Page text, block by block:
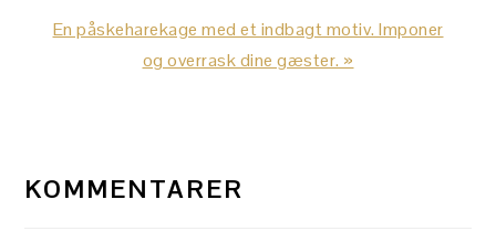
Next
En påskeharekage med et indbagt motiv. Imponer
og overrask dine gæster. »
KOMMENTARER